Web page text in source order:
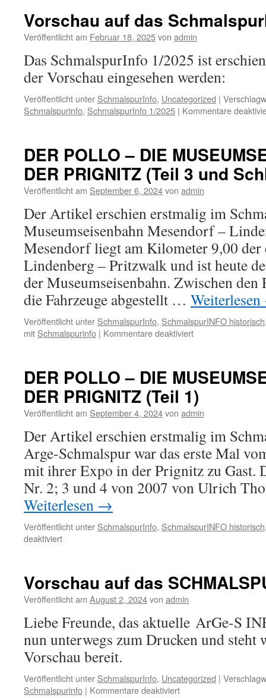
Vorschau auf das
Veröffentlicht am Februar 18, 2025von admin
Das SchmalspurInfo 1/2025 ist
der Vorschau eingesehen werden:
Veröffentlicht unter SchmalspurInfo, Uncategorized |
Schmalspurinfo, SchmalspurInfo 1/2025 | Kommentare
DER POLLO – DIE
DER PRIGNITZ (Teil 3 und
Veröffentlicht am September 6, 2024von admin
Der Artikel erschien erstmalig im
Museumseisenbahn Mesendorf –
Mesendorf liegt am Kilometer 9,00 der
Lindenberg – Pritzwalk und ist heute
der Museumseisenbahn. Zwischen den
die Fahrzeuge abgestellt … Weiterlesen
Veröffentlicht unter SchmalspurInfo, SchmalspurINFO historisch
mit Schmalspurinfo | Kommentare deaktiviertfür
DIE
IN
DER
3
und
DER POLLO – DIE
DER PRIGNITZ (Teil 1)
Veröffentlicht am September 4, 2024von admin
Der Artikel erschien erstmalig im
Arge-Schmalspur war das erste Mal
mit ihrer Expo in der Prignitz zu Gast.
Nr. 2; 3 und 4 von 2007 von Ulrich
Weiterlesen →
Veröffentlicht unter SchmalspurInfo, SchmalspurINFO historisch
deaktiviertfür
DIE
MUSEUMSEISENBAHN
DER
PRIGNITZ (Teil
1)
Vorschau auf das
Veröffentlicht am August 2, 2024von admin
Liebe Freunde, das aktuelle ArGe-S
nun unterwegs zum Drucken und steht
Vorschau bereit.
Veröffentlicht unter SchmalspurInfo, Uncategorized |
Schmalspurinfo | Kommentare deaktiviertfür